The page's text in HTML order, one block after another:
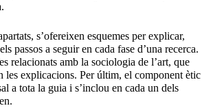
s’ofereixen esquemes per explicar,
passos a seguir en cada fase d’una recerca.
relacionats amb la sociologia de l’art, que
les explicacions. Per últim, el component ètic
a tota la guia i s’inclou en cada un dels